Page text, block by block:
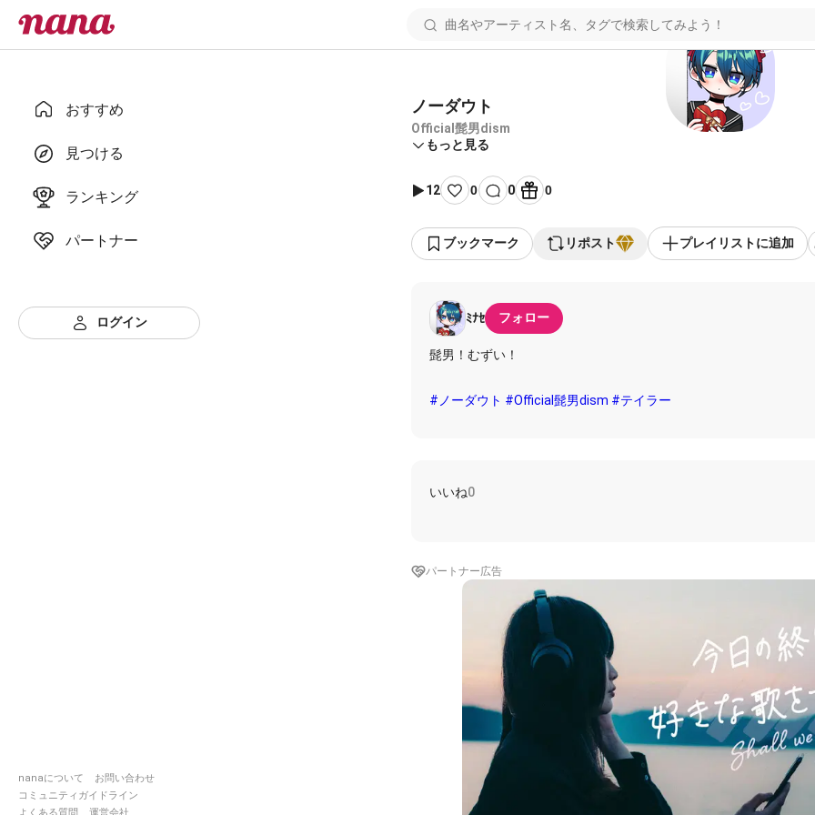
おすすめ
見つける
ランキング
パートナー
ログイン
nanaについて
お問い合わせ
コミュニティガイドライン
よくある質問
運営会社
ノーダウト
Official髭男dism
もっと見る
12 0 0 0
ブックマーク リポスト プレイリストに追加
ﾐﾅｾ フォロー
髭男！むずい！
#ノーダウト #Official髭男dism #テイラー
いいね0
パートナー広告